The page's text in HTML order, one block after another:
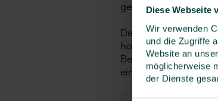
Diese Webseite
Wir verwenden
und die Zugriffe
Website an
möglicherweise
der Dienste
gegen 17:00.
Der Verband für
hat diesen
Bereich
einem Punkt im